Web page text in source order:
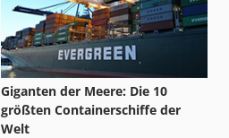
Giganten der Meere: Die 10
größten Containerschiffe der
Welt